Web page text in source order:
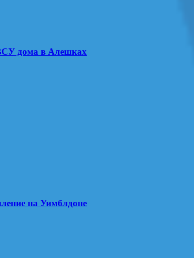
дома в Алешках
на Уимблдоне